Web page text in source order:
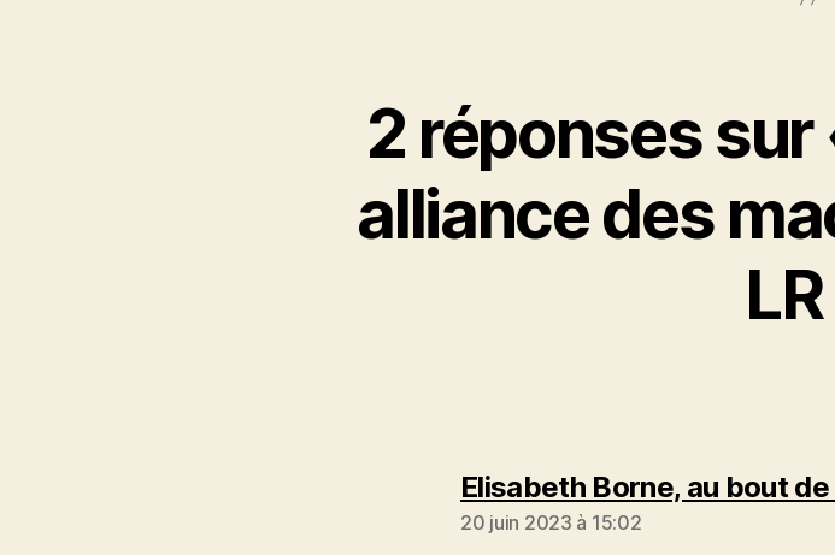
2 réponses sur
alliance des
Elisabeth Borne, au bout de
20 juin 2023 à 15:02